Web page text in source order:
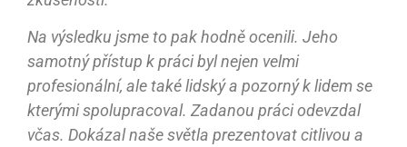
Na výsledku jsme to pak hodně ocenili. Jeho
samotný přístup k práci byl nejen velmi
profesionální, ale také lidský a pozorný k lidem se
kterými spolupracoval. Zadanou práci odevzdal
včas. Dokázal naše světla prezentovat citlivou a